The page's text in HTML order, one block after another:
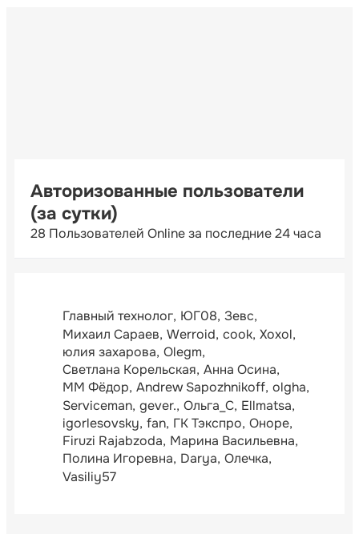
Авторизованные пользователи
(за сутки)
28 Пользователей Online за последние 24 часа
Главный технолог ЮГ08 Зевс
Михаил Сараев Werroid cook Xoxol
юлия захарова Olegm
Светлана Корельская Анна Осина
ММ Фёдор Andrew Sapozhnikoff olgha
Serviceman gever. Ольга_С Ellmatsa
igorlesovsky fan ГК Тэкспро Оноре
Firuzi Rajabzoda Марина Васильевна
Полина Игоревна Darya Олечка
Vasiliy57